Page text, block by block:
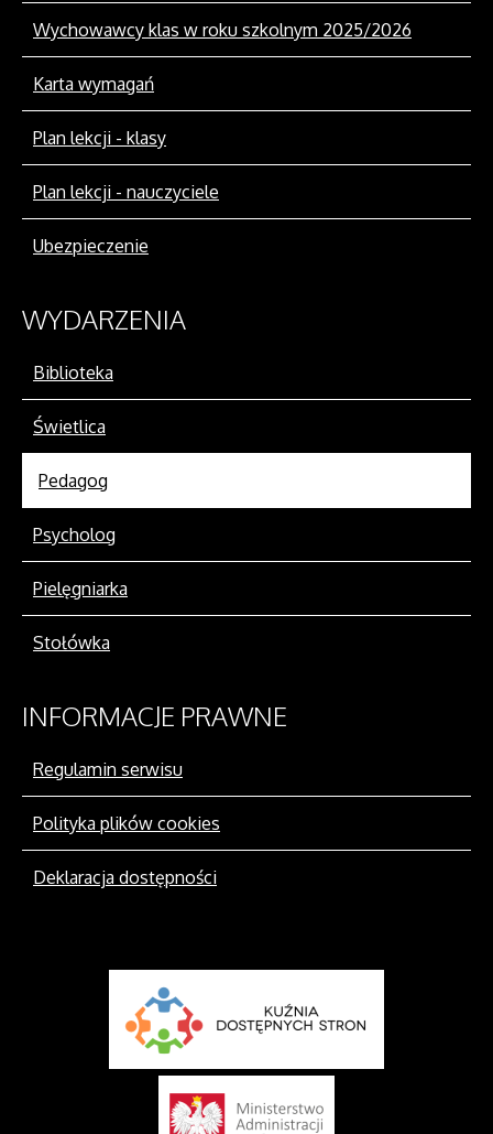
Wychowawcy klas w roku szkolnym 2025/2026
Karta wymagań
Plan lekcji - klasy
Plan lekcji - nauczyciele
Ubezpieczenie
WYDARZENIA
Biblioteka
Świetlica
Pedagog
Psycholog
Pielęgniarka
Stołówka
INFORMACJE PRAWNE
Regulamin serwisu
Polityka plików cookies
Deklaracja dostępności